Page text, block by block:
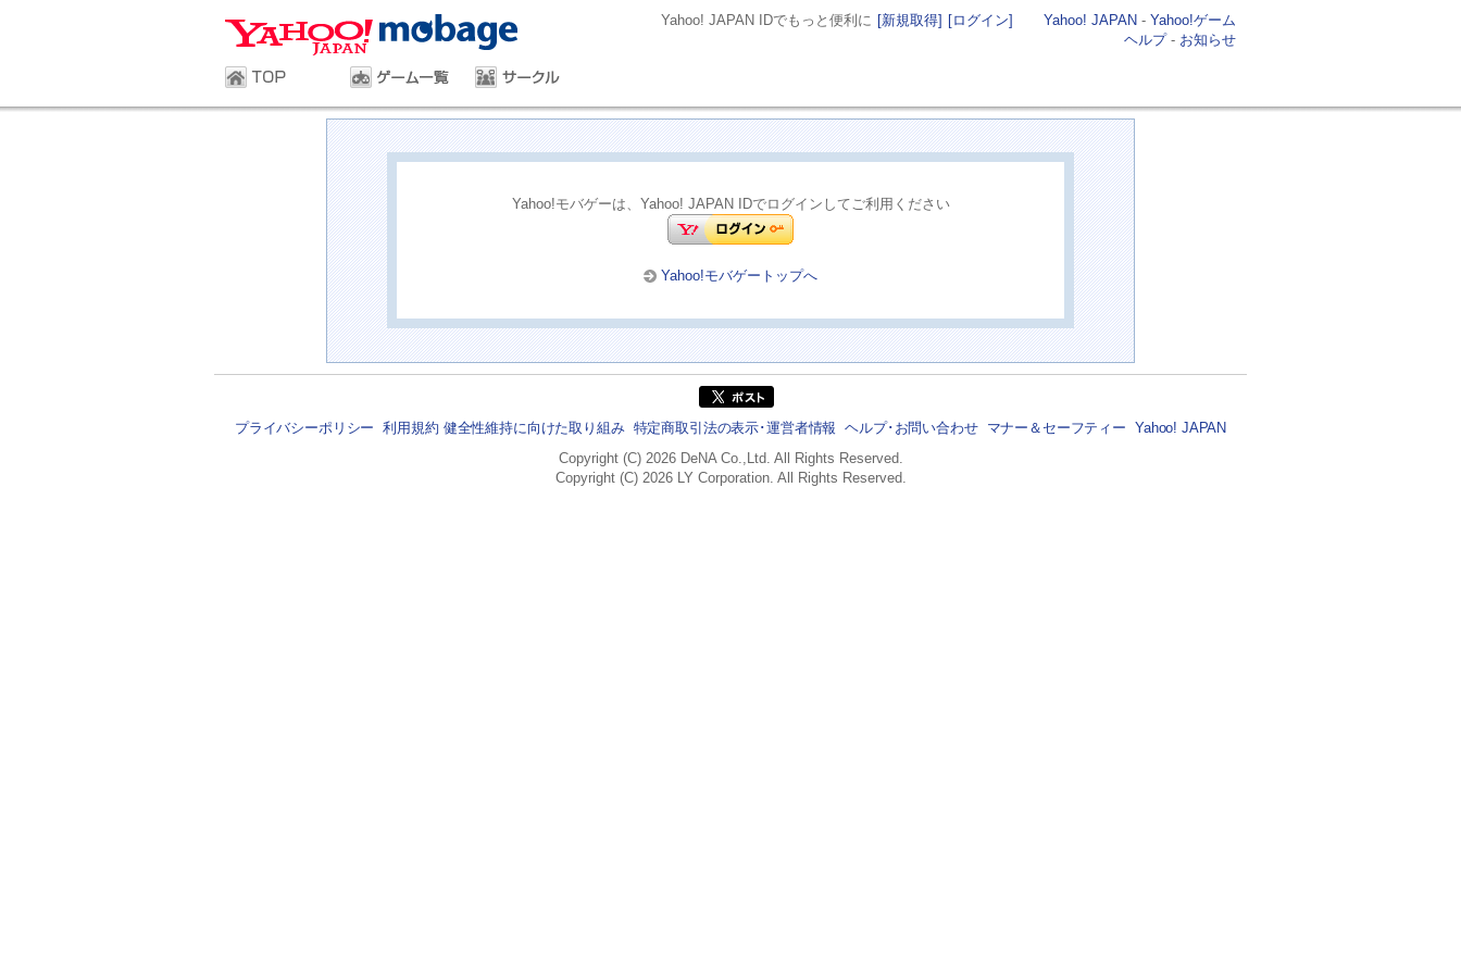
Yahoo! JAPAN - Yahoo!ゲーム
ヘルプ- お知らせ
Yahoo! JAPAN IDでもっと便利に [新規取得] [ログイン]
Yahoo!モバゲーは、Yahoo! JAPAN IDでログインしてご利用ください
Yahoo!モバゲートップへ
プライバシーポリシー 利用規約 健全性維持に向けた取り組み 特定商取引法の表示･運営者情報 ヘルプ･お問い合わせ マナー＆セーフティー
Yahoo! JAPAN
Copyright (C) 2026 DeNA Co.,Ltd. All Rights Reserved.
Copyright (C) 2026 LY Corporation. All Rights Reserved.